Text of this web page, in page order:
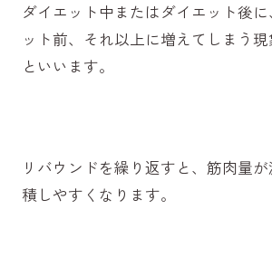
ダイエット中またはダイエット後
ット前、それ以上に増えてしまう
といいます。
リバウンドを繰り返すと、筋肉量
積しやすくなります。